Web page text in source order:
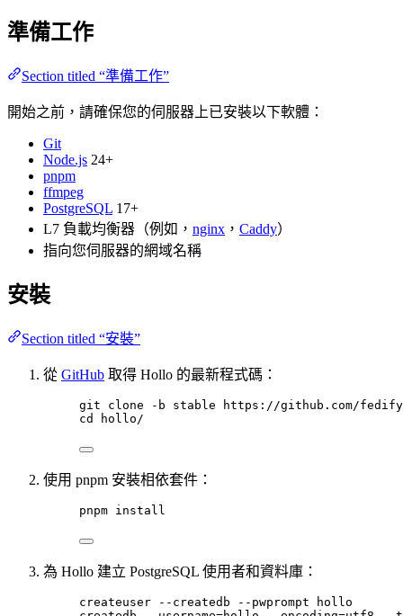
準備工作
Section titled “準備工作”
開始之前，請確保您的伺服器上已安裝以下軟體：
Git
Node.js 24+
pnpm
ffmpeg
PostgreSQL 17+
L7 負載均衡器（例如， nginx ， Caddy）
指向您伺服器的網域名稱
安裝
Section titled “安裝”
從 GitHub 取得 Hollo 的最新程式碼：
git clone -b stable
https://github.com/
cd
hollo/
使用 pnpm 安裝相依套件：
pnpm install
為 Hollo 建立 PostgreSQL 使用者和資料庫：
createuser --createdb --pwprompt
hollo